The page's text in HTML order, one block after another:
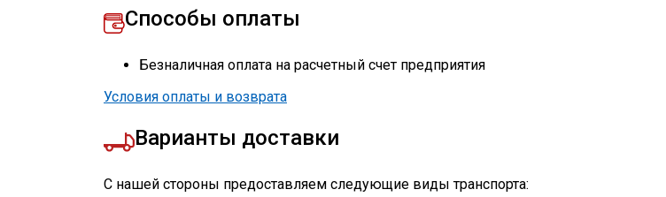
Способы оплаты
Безналичная оплата на расчетный счет предприятия
Условия оплаты и возврата
Варианты доставки
С нашей стороны предоставляем следующие виды транспорта: